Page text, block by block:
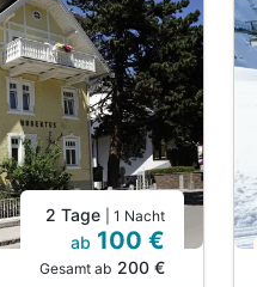
2 Tage | 1 Nacht
ab 100 €
Gesamt ab 200 €